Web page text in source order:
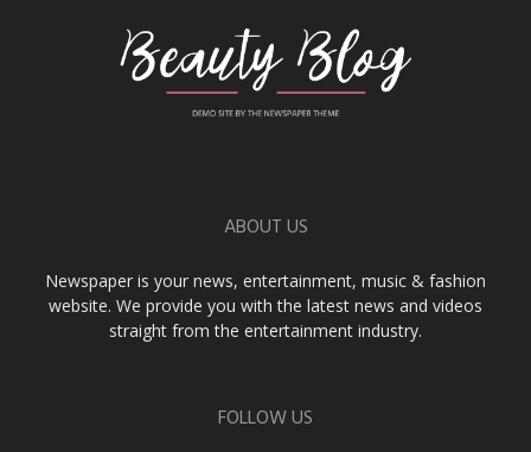
ABOUT US
Newspaper is your news, entertainment, music & fashion
website. We provide you with the latest news and videos
straight from the entertainment industry.
FOLLOW US